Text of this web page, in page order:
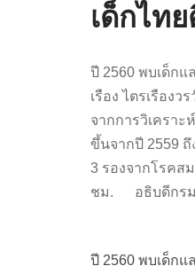
เด็กไท
ปี 2560 พบเด็ก
เรือง ไตรเรือง
จากการวิเครา
ขึ้นจากปี 2559
3 รองจากโรคส
ชม. อธิบดีกรมสุ
ปี 2560 พบเด็กแ